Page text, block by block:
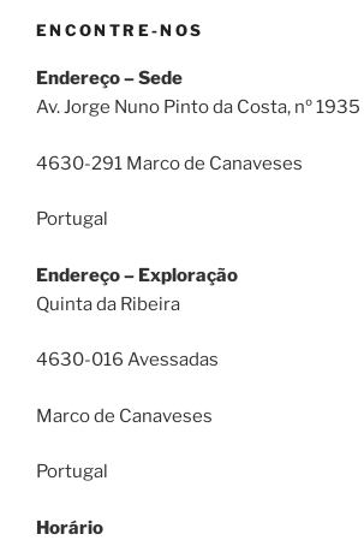
ENCONTRE-NOS
Endereço – Sede
Av. Jorge Nuno Pinto da Costa, nº 1935
4630-291 Marco de Canaveses
Portugal
Endereço – Exploração
Quinta da Ribeira
4630-016 Avessadas
Marco de Canaveses
Portugal
Horário